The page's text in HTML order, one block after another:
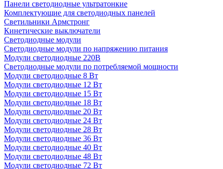
Панели светодиодные ультратонкие
Комплектующие для светодиодных панелей
Светильники Армстронг
Кинетические выключатели
Светодиодные модули
Светодиодные модули по напряжению питания
Модули светодиодные 220В
Светодиодные модули по потребляемой мощности
Модули светодиодные 8 Вт
Модули светодиодные 12 Вт
Модули светодиодные 15 Вт
Модули светодиодные 18 Вт
Модули светодиодные 20 Вт
Модули светодиодные 24 Вт
Модули светодиодные 28 Вт
Модули светодиодные 36 Вт
Модули светодиодные 40 Вт
Модули светодиодные 48 Вт
Модули светодиодные 72 Вт